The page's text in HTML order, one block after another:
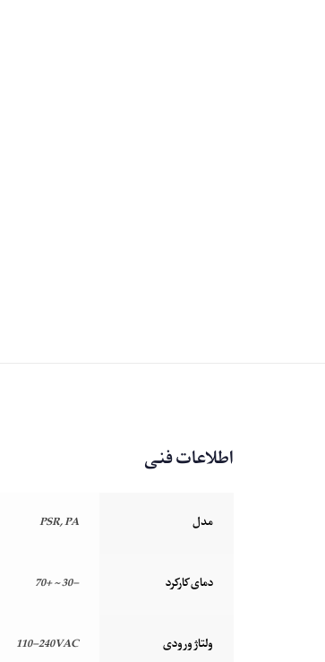
اطلاعات فنی
مدل PSR, PA
دمای کارکرد -30 ~ +70
ولتاژ ورودی 110-240VAC